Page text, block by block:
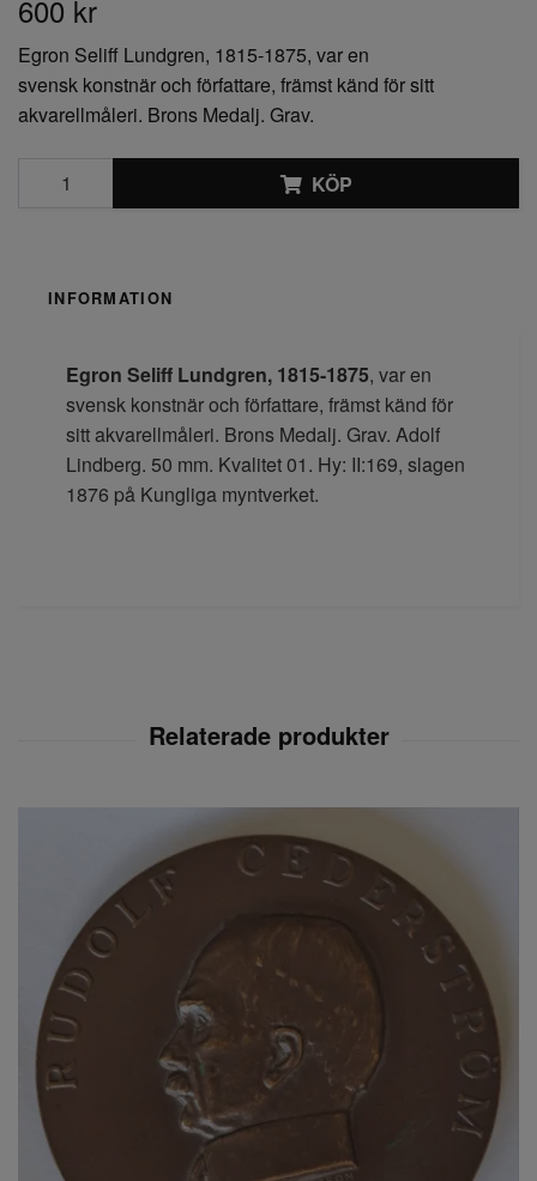
600 kr
Egron Seliff Lundgren, 1815-1875, var en
svensk konstnär och författare, främst känd för sitt
akvarellmåleri. Brons Medalj. Grav.
KÖP
INFORMATION
Egron Seliff Lundgren, 1815-1875, var en
svensk konstnär och författare, främst känd för
sitt akvarellmåleri. Brons Medalj. Grav. Adolf
Lindberg. 50 mm. Kvalitet 01. Hy: II:169, slagen
1876 på Kungliga myntverket.